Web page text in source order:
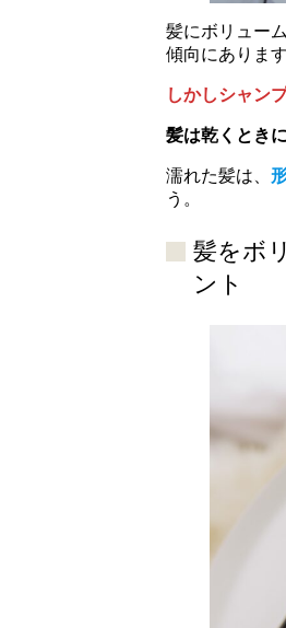
髪にボリュー
傾向にあります
しかしシャン
髪は乾くとき
濡れた髪は、
う。
髪をボ
ント